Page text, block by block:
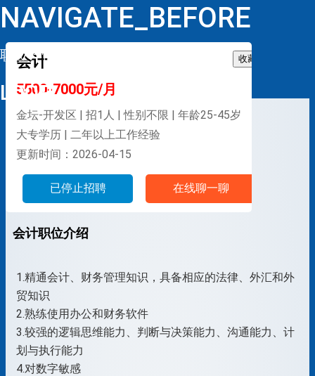
NAVIGATE_BEFORE
职位详情
LOOP
会计 收藏
5500-7000元/月
金坛-开发区 | 招1人 | 性别不限 | 年龄25-45岁
大专学历 | 二年以上工作经验
更新时间：2026-04-15
已停止招聘 在线聊一聊
会计职位介绍
1.精通会计、财务管理知识，具备相应的法律、外汇和外
贸知识
2.熟练使用办公和财务软件
3.较强的逻辑思维能力、判断与决策能力、沟通能力、计
划与执行能力
4.对数字敏感